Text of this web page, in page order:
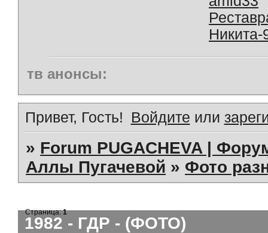
Никита-
тв анонсы:
Привет, Гость! Войдите или
» Forum PUGACHEVA |
Аллы Пугачевой » Фото
1982 - ГДР - (ФОТО)
Страница:1